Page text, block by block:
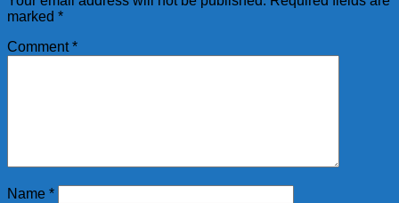
marked *
Comment*
Name *